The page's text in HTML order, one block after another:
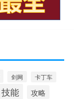
剑网 卡丁车
技能 攻略